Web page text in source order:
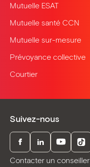
Mutuelle ESAT
Mutuelle santé CCN
Mutuelle sur-mesure
Prévoyance collective
Courtier
Suivez-nous
FacebookLinkedInYoutubeTikTok
Contacter un conseiller